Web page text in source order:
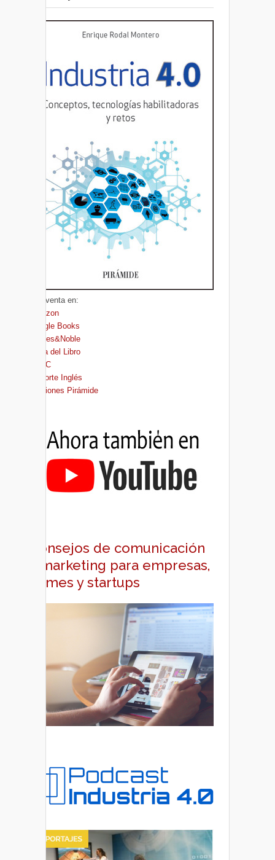
A la venta en:
Amazon
Google Books
Barnes&Noble
Casa del Libro
FNAC
El Corte Inglés
Ediciones Pirámide
Consejos de comunicación
y marketing para empresas,
pymes y startups